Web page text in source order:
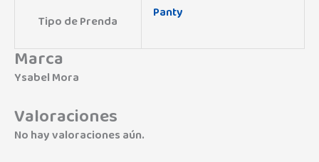
Tipo de Prenda Panty
Marca
Ysabel Mora
Valoraciones
No hay valoraciones aún.